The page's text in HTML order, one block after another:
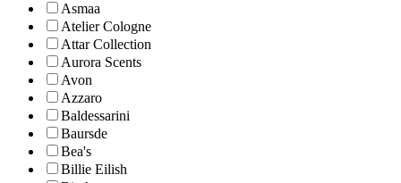
Asmaa
Atelier Cologne
Attar Collection
Aurora Scents
Avon
Azzaro
Baldessarini
Baursde
Bea's
Billie Eilish